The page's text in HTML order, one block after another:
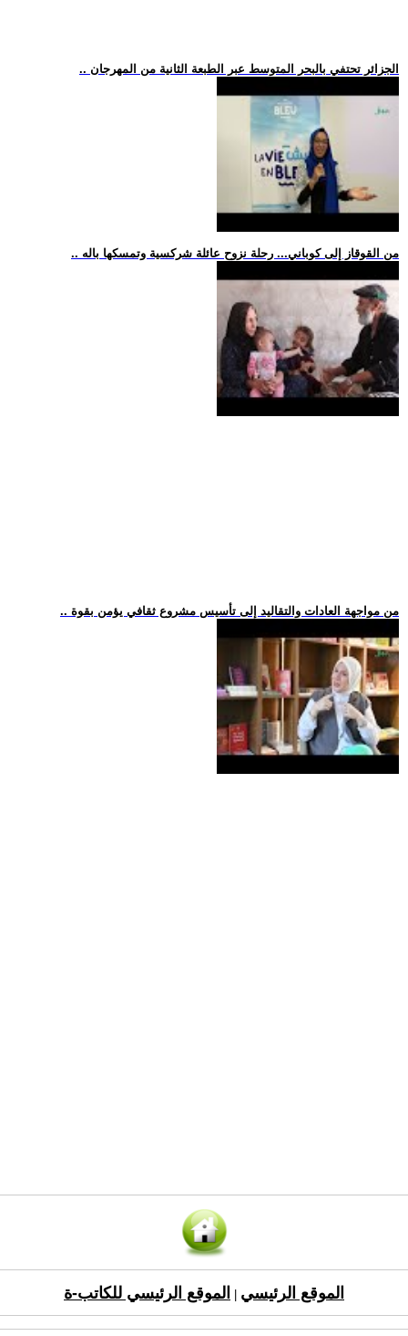
.. الجزائر تحتفي بالبحر المتوسط عبر الطبعة الثانية من المهرجان
.. من القوقاز إلى كوباني... رحلة نزوح عائلة شركسية وتمسكها باله
.. من مواجهة العادات والتقاليد إلى تأسيس مشروع ثقافي يؤمن بقوة
الموقع الرئيسي الموقع الرئيسي للكاتب-ة